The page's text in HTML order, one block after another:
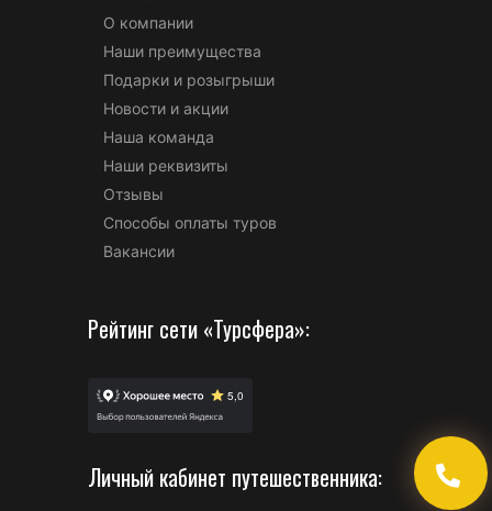
О компании
Наши преимущества
Подарки и розыгрыши
Новости и акции
Наша команда
Наши реквизиты
Отзывы
Способы оплаты туров
Вакансии
Рейтинг сети «Турсфера»:
Личный кабинет путешественника: